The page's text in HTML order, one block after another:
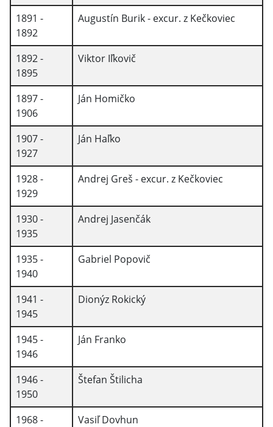
1891 -
1892
Augustín Burik - excur. z Kečkoviec
1892 -
1895
Viktor Iľkovič
1897 -
1906
Ján Homičko
1907 -
1927
Ján Haľko
1928 -
1929
Andrej Greš - excur. z Kečkoviec
1930 -
1935
Andrej Jasenčák
1935 -
1940
Gabriel Popovič
1941 -
1945
Dionýz Rokický
1945 -
1946
Ján Franko
1946 -
1950
Štefan Štilicha
1968 -
Vasiľ Dovhun